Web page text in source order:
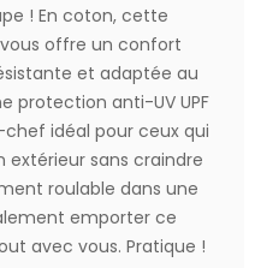
! En coton, cette
offre un confort
et adaptée au
protection anti-UV UPF
idéal pour ceux qui
sans craindre
roulable dans une
emporter ce
avec vous. Pratique !